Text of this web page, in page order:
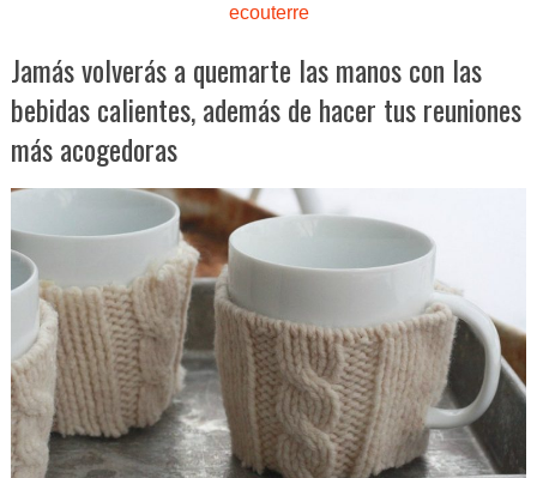
ecouterre
Jamás volverás a quemarte las manos con las
bebidas calientes, además de hacer tus reuniones
más acogedoras